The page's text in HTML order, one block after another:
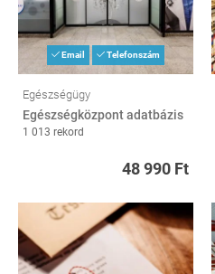
Email Telefonszám
Egészségügy
Egészségközpont adatbázis
1 013 rekord
48 990 Ft